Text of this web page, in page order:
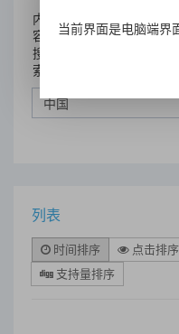
内
容
搜
索
列表
时间排序 点击排序
支持量排序
当前界面是电脑端界